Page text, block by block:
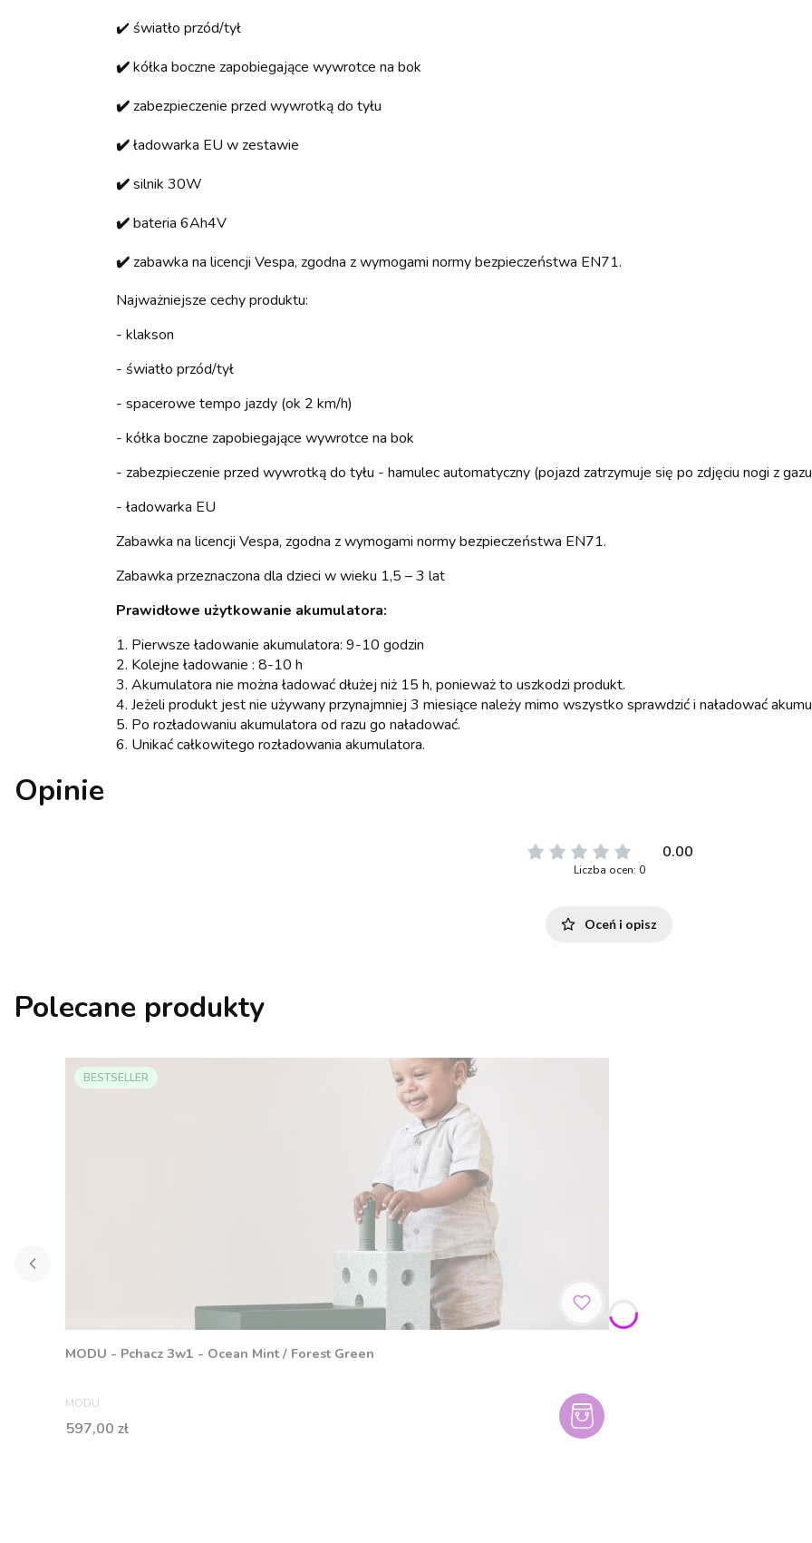
✔️ światło przód/tył
✔️kółka boczne zapobiegające wywrotce na bok
✔️zabezpieczenie przed wywrotką do tyłu
✔️ładowarka EU w zestawie
✔️silnik 30W
✔️bateria 6Ah4V
✔️zabawka na licencji Vespa, zgodna z wymogami normy bezpieczeństwa EN71.
Najważniejsze cechy produktu:
- klakson
- światło przód/tył
- spacerowe tempo jazdy (ok 2 km/h)
- kółka boczne zapobiegające wywrotce na bok
- zabezpieczenie przed wywrotką do tyłu - hamulec automatyczny (pojazd zatrzymuje się po zdjęciu nogi z
- ładowarka EU
Zabawka na licencji Vespa, zgodna z wymogami normy bezpieczeństwa EN71.
Zabawka przeznaczona dla dzieci w wieku 1,5 – 3 lat
Prawidłowe użytkowanie akumulatora:
1. Pierwsze ładowanie akumulatora: 9-10 godzin
2. Kolejne ładowanie : 8-10 h
3. Akumulatora nie można ładować dłużej niż 15 h, ponieważ to uszkodzi produkt.
4. Jeżeli produkt jest nie używany przynajmniej 3 miesiące należy mimo wszystko sprawdzić i naładować
5. Po rozładowaniu akumulatora od razu go naładować.
6. Unikać całkowitego rozładowania akumulatora.
Opinie
0.00
Liczba ocen: 0
Oceń i opisz
Polecane produkty
BESTSELLER
MODU - Pchacz 3w1 - Ocean Mint / Forest Green
PRODUCENT
MODU
Cena
597,00 zł